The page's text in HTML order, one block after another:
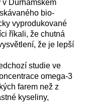
v Durhamském
bio-
vyprodukované
říkali, že chutná
že je lepší
studie ve
omega-3
farem než z
kyseliny,